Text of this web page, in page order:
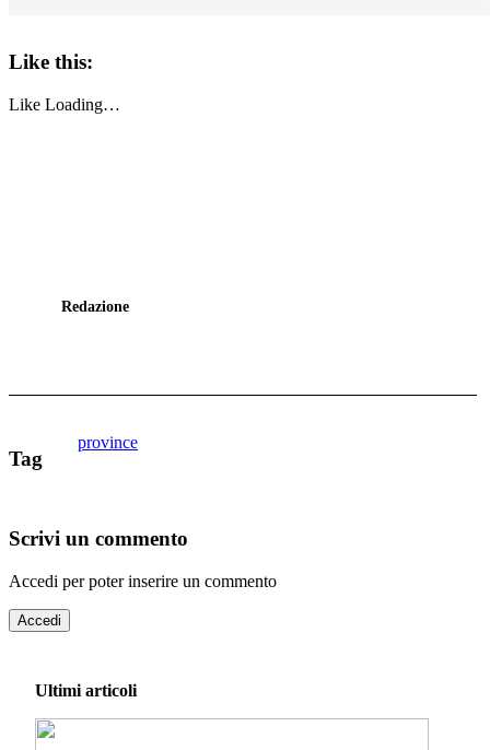
Like this:
Like Loading…
Redazione
Tag
province
Scrivi un commento
Accedi per poter inserire un commento
Accedi
Ultimi articoli